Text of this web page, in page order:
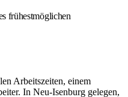
frühestmöglichen
Arbeitszeiten, einem
In Neu-Isenburg gelegen,